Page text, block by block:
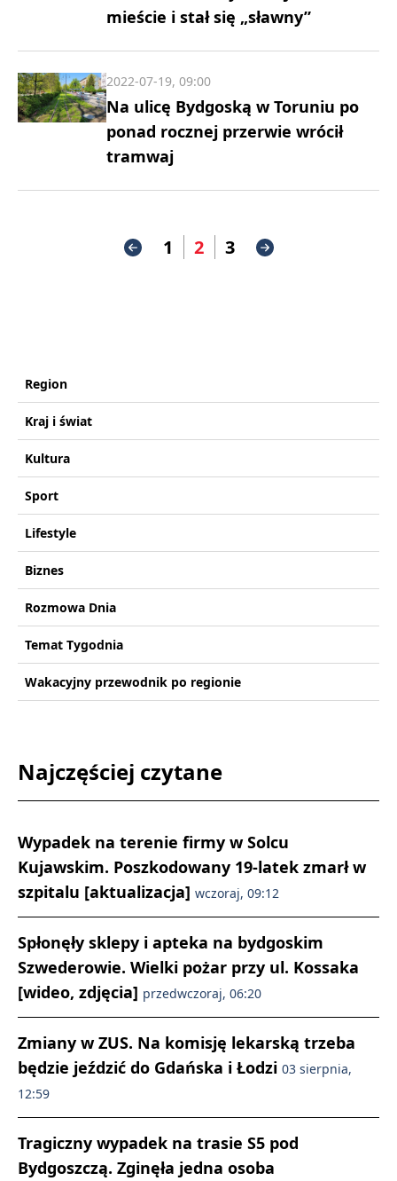
mieście i stał się „sławny”
Na ulicę Bydgoską w Toruniu po
ponad rocznej przerwie wrócił
tramwaj
2022-07-19, 09:00
1 2 3
Region
Kraj i świat
Kultura
Sport
Lifestyle
Biznes
Rozmowa Dnia
Temat Tygodnia
Wakacyjny przewodnik po regionie
Najczęściej czytane
Wypadek na terenie firmy w Solcu
Kujawskim. Poszkodowany 19-latek zmarł w
szpitalu [aktualizacja] wczoraj, 09:12
Spłonęły sklepy i apteka na bydgoskim
Szwederowie. Wielki pożar przy ul. Kossaka
[wideo, zdjęcia] przedwczoraj, 06:20
Zmiany w ZUS. Na komisję lekarską trzeba
będzie jeździć do Gdańska i Łodzi 03 sierpnia,
12:59
Tragiczny wypadek na trasie S5 pod
Bydgoszczą. Zginęła jedna osoba